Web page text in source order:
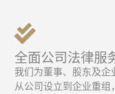
全面公司法律服
我们为董事、股东及企
从公司设立到企业重组